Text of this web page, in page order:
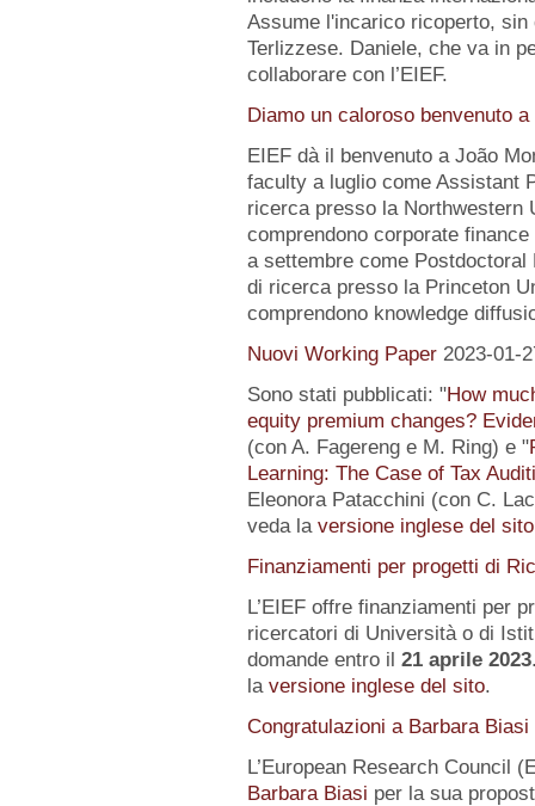
Assume l'incarico ricoperto, sin
Terlizzese. Daniele, che va in
collaborare con l’EIEF.
Diamo un caloroso benvenuto
EIEF dà il benvenuto a João
faculty a luglio come Assistant
ricerca presso la
comprendono corporate
a settembre come
di ricerca presso la Princeton
comprendono knowledge
Nuovi Working Paper 2023-01-
Sono stati pubblicati: "How
equity premium changes?
(con A. Fagereng e M. Ring) e "
Learning: The Case of Tax
Eleonora Patacchini (con C.
veda la versione inglese del sito
Finanziamenti per progetti di
L’EIEF offre finanziamenti per
ricercatori di Università o di
domande entro il 21 aprile 2023
la versione inglese del sito.
Congratulazioni a Barbara Biasi
L’European Research Council
Barbara Biasi per la sua